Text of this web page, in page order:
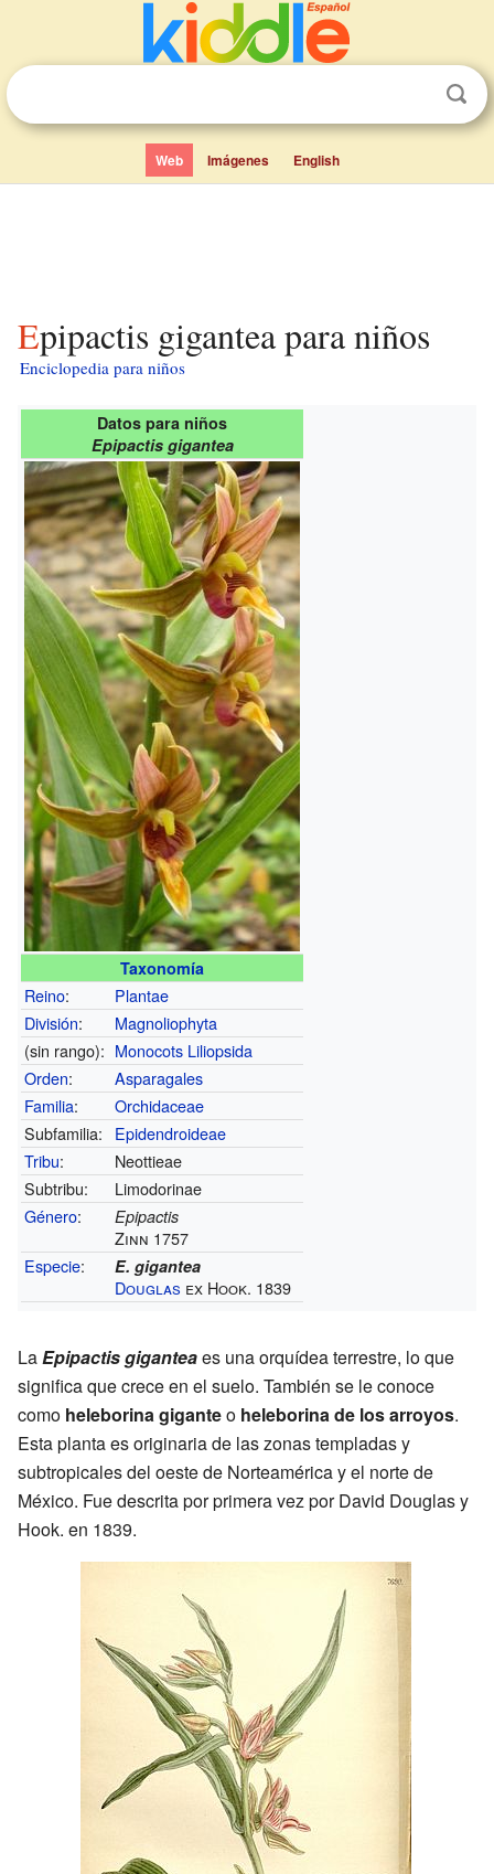
Web Imágenes English
Epipactis gigantea para niños
Enciclopedia para niños
Datos para niños
Epipactis gigantea
Taxonomía
Reino:
Plantae
División:
Magnoliophyta
(sin rango): Monocots Liliopsida
Orden:
Asparagales
Familia:
Orchidaceae
Subfamilia:
Epidendroideae
Tribu:
Neottieae
Subtribu:
Limodorinae
Género: Epipactis
Zinn 1757
Especie: E. gigantea
Douglas ex Hook. 1839
LaEpipactis giganteaes una orquídea terrestre, lo que
significa que crece en el suelo. También se le conoce
como heleborina giganteo heleborina de los arroyos.
Esta planta es originaria de las zonas templadas y
subtropicales del oeste de Norteamérica y el norte de
México. Fue descrita por primera vez por David Douglas y
Hook. en 1839.